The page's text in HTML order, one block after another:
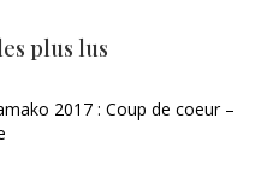
plus lus
2017 : Coup de coeur –